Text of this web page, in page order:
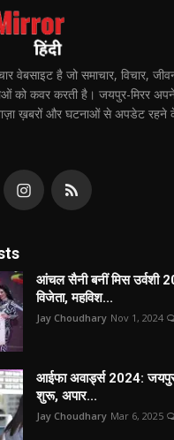
वेबसाइट है जो समाचार, विचार,
को कवर करती है। जयपुर-मिरर
ख़बरों और घटनाओं से अपडेट रहने
आंचल सैनी बनीं मिस उर्वशी
विजेता, महविश...
Jay Choudhary Nov 1, 2024
आईफा अवार्ड्स 2024:
शुरू, अपार...
Jay Choudhary Mar 6, 2025